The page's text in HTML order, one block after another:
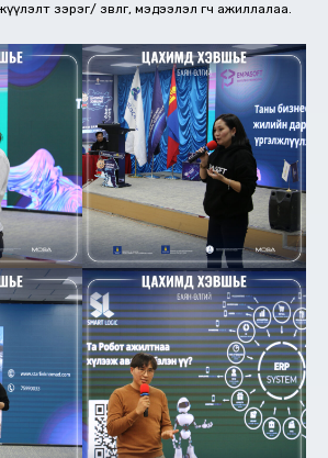
зэрэг/ зөвлөгөө, мэдээлэл өгч ажиллалаа.